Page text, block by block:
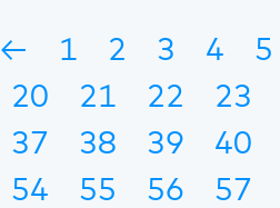
← 1 2 3 4 5
20
21 22 23
37
38 39 40
54
55 56 57